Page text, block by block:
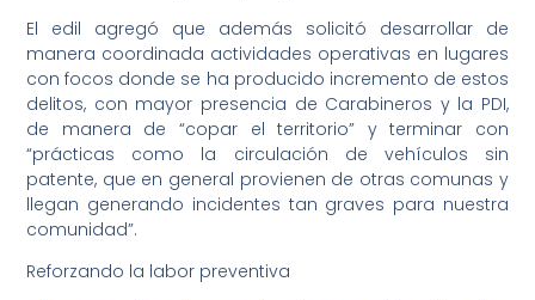
El edil agregó que además solicitó desarrollar de
manera coordinada actividades operativas en lugares
con focos donde se ha producido incremento de estos
delitos, con mayor presencia de Carabineros y la PDI,
de manera de “copar el territorio” y terminar con
“prácticas como la circulación de vehículos sin
patente, que en general provienen de otras comunas y
llegan generando incidentes tan graves para nuestra
comunidad”.
Reforzando la labor preventiva